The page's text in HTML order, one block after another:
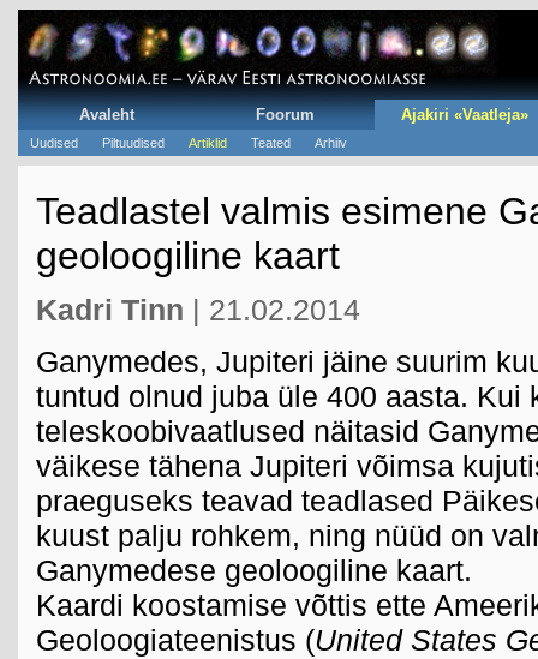
Avaleht Foorum Ajakiri «Vaatleja»
Uudised Piltuudised Artiklid Teated Arhiiv
Teadlastel valmis esimene
geoloogiline kaart
Kadri Tinn | 21.02.2014
Ganymedes, Jupiteri jäine suurim
tuntud olnud juba üle 400 aasta. Kui
teleskoobivaatlused näitasid
väikese tähena Jupiteri võimsa
praeguseks teavad teadlased
kuust palju rohkem, ning nüüd on
Ganymedese geoloogiline kaart.
Kaardi koostamise võttis ette
Geoloogiateenistus (United States